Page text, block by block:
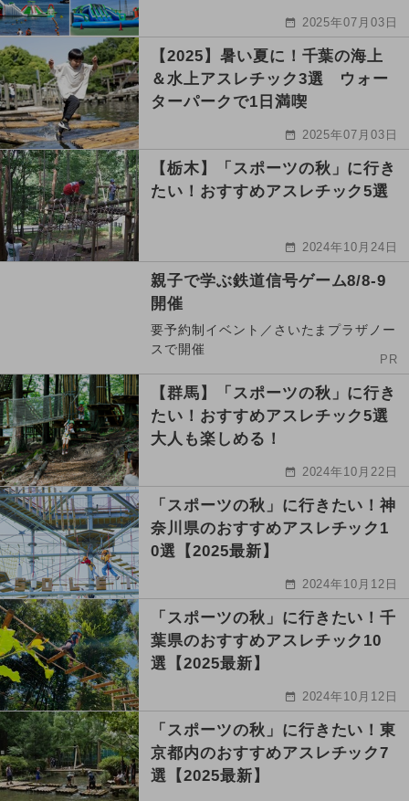
2025年07月03日
【2025】暑い夏に！千葉の海上
＆水上アスレチック3選 ウォー
ターパークで1日満喫
2025年07月03日
【栃木】「スポーツの秋」に行き
たい！おすすめアスレチック5選
2024年10月24日
親子で学ぶ鉄道信号ゲーム8/8-9
開催
要予約制イベント／さいたまプラザノー
スで開催
PR
【群馬】「スポーツの秋」に行き
たい！おすすめアスレチック5選
大人も楽しめる！
2024年10月22日
「スポーツの秋」に行きたい！神
奈川県のおすすめアスレチック1
0選【2025最新】
2024年10月12日
「スポーツの秋」に行きたい！千
葉県のおすすめアスレチック10
選【2025最新】
2024年10月12日
「スポーツの秋」に行きたい！東
京都内のおすすめアスレチック7
選【2025最新】